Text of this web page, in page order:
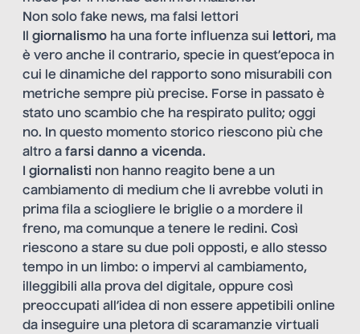
Non solo fake news, ma falsi lettori
Il giornalismo ha una forte influenza sui lettori, ma
è vero anche il contrario, specie in quest’epoca in
cui le dinamiche del rapporto sono misurabili con
metriche sempre più precise. Forse in passato è
stato uno scambio che ha respirato pulito; oggi
no. In questo momento storico riescono più che
altro a farsi danno a vicenda.
I giornalisti non hanno reagito bene a un
cambiamento di medium che li avrebbe voluti in
prima fila a sciogliere le briglie o a mordere il
freno, ma comunque a tenere le redini. Così
riescono a stare su due poli opposti, e allo stesso
tempo in un limbo: o impervi al cambiamento,
illeggibili alla prova del digitale, oppure così
preoccupati all’idea di non essere appetibili online
da inseguire una pletora di scaramanzie virtuali